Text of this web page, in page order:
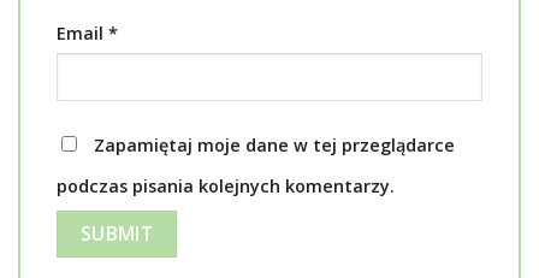
Email *
Zapamiętaj moje dane w tej przeglądarce
podczas pisania kolejnych komentarzy.